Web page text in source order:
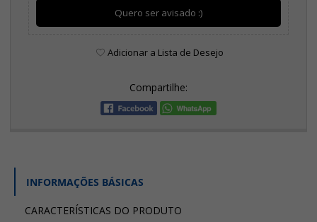
Quero ser avisado :)
Adicionar a Lista de Desejo
Compartilhe:
INFORMAÇÕES BÁSICAS
CARACTERÍSTICAS DO PRODUTO